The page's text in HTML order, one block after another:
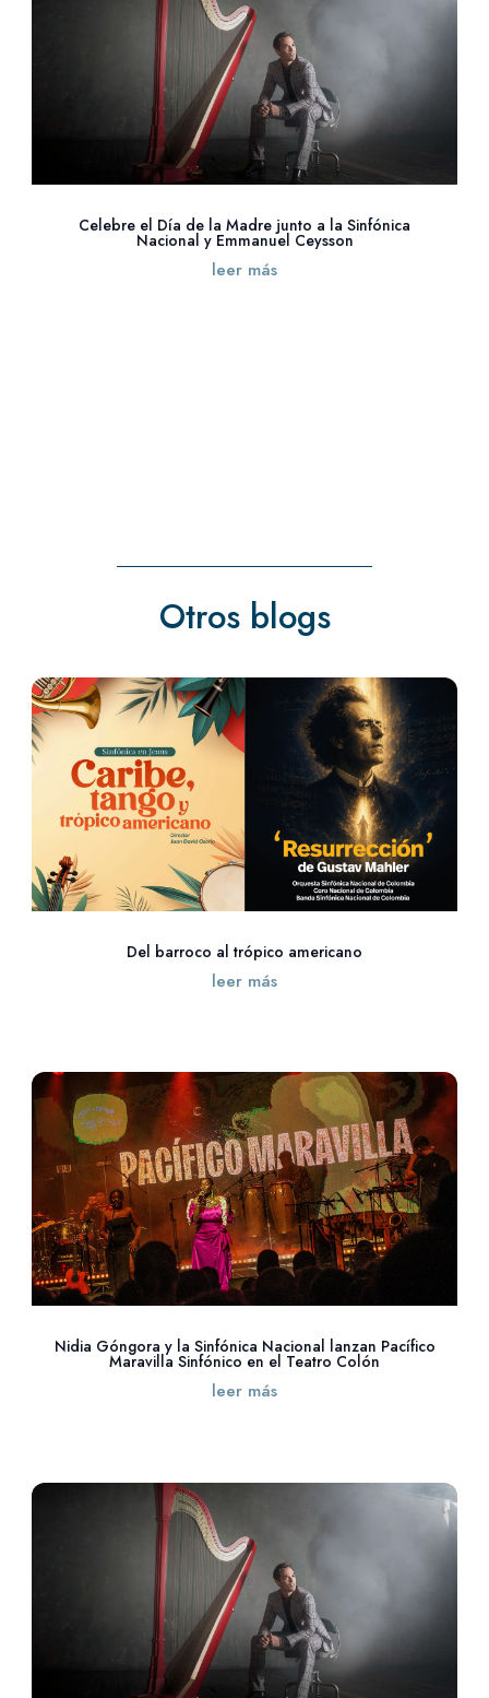
Celebre el Día de la Madre junto a la Sinfónica
Nacional y Emmanuel Ceysson
leer más
Otros blogs
Del barroco al trópico americano
leer más
Nidia Góngora y la Sinfónica Nacional lanzan Pacífico
Maravilla Sinfónico en el Teatro Colón
leer más